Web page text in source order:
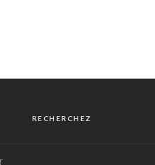
RECHERCHEZ